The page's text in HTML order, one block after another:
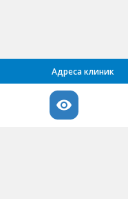
Адреса клиник